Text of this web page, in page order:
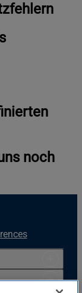
noch